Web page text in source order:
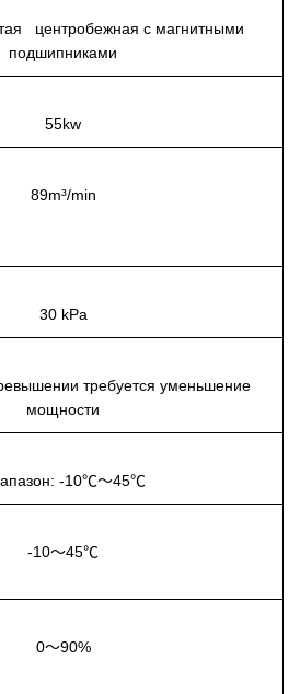
центробежная с магнитными
подшипниками
55kw
89m³/min
30 kPa
требуется уменьшение
мощности
-10℃～45℃
-10～45℃
0～90%